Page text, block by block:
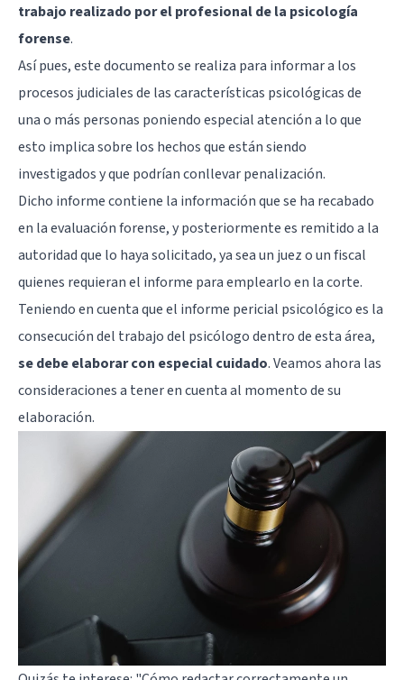
trabajo realizado por el profesional de la psicología
forense.
Así pues, este documento se realiza para informar a los
procesos judiciales de las características psicológicas de
una o más personas poniendo especial atención a lo que
esto implica sobre los hechos que están siendo
investigados y que podrían conllevar penalización.
Dicho informe contiene la información que se ha recabado
en la evaluación forense, y posteriormente es remitido a la
autoridad que lo haya solicitado, ya sea un juez o un fiscal
quienes requieran el informe para emplearlo en la corte.
Teniendo en cuenta que el informe pericial psicológico es la
consecución del trabajo del psicólogo dentro de esta área,
se debe elaborar con especial cuidado. Veamos ahora las
consideraciones a tener en cuenta al momento de su
elaboración.